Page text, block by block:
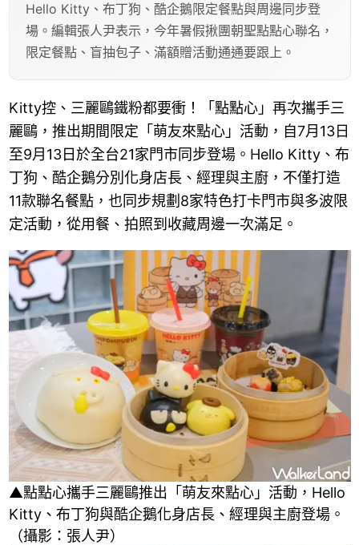
Hello Kitty、布丁狗、酷企鵝限定餐點與周邊同步登
場。編輯張人尹表示，今年暑假揪團朝聖點點心聯名，
限定餐點、盲抽包子、滿額贈活動通通要跟上。
Kitty控、三麗鷗鐵粉都要衝！「點點心」再次攜手三
麗鷗，推出期間限定「萌友來點心」活動，自7月13日
至9月13日於全台21家門市同步登場。Hello Kitty、布
丁狗、酷企鵝分別化身店長、經理與主廚，不僅打造
11款聯名餐點，也同步規劃8家特色打卡門市與多波限
定活動，從用餐、拍照到收藏周邊一次滿足。
▲點點心攜手三麗鷗推出「萌友來點心」活動，Hello
Kitty、布丁狗與酷企鵝化身店長、經理與主廚登場。
（攝影：張人尹）